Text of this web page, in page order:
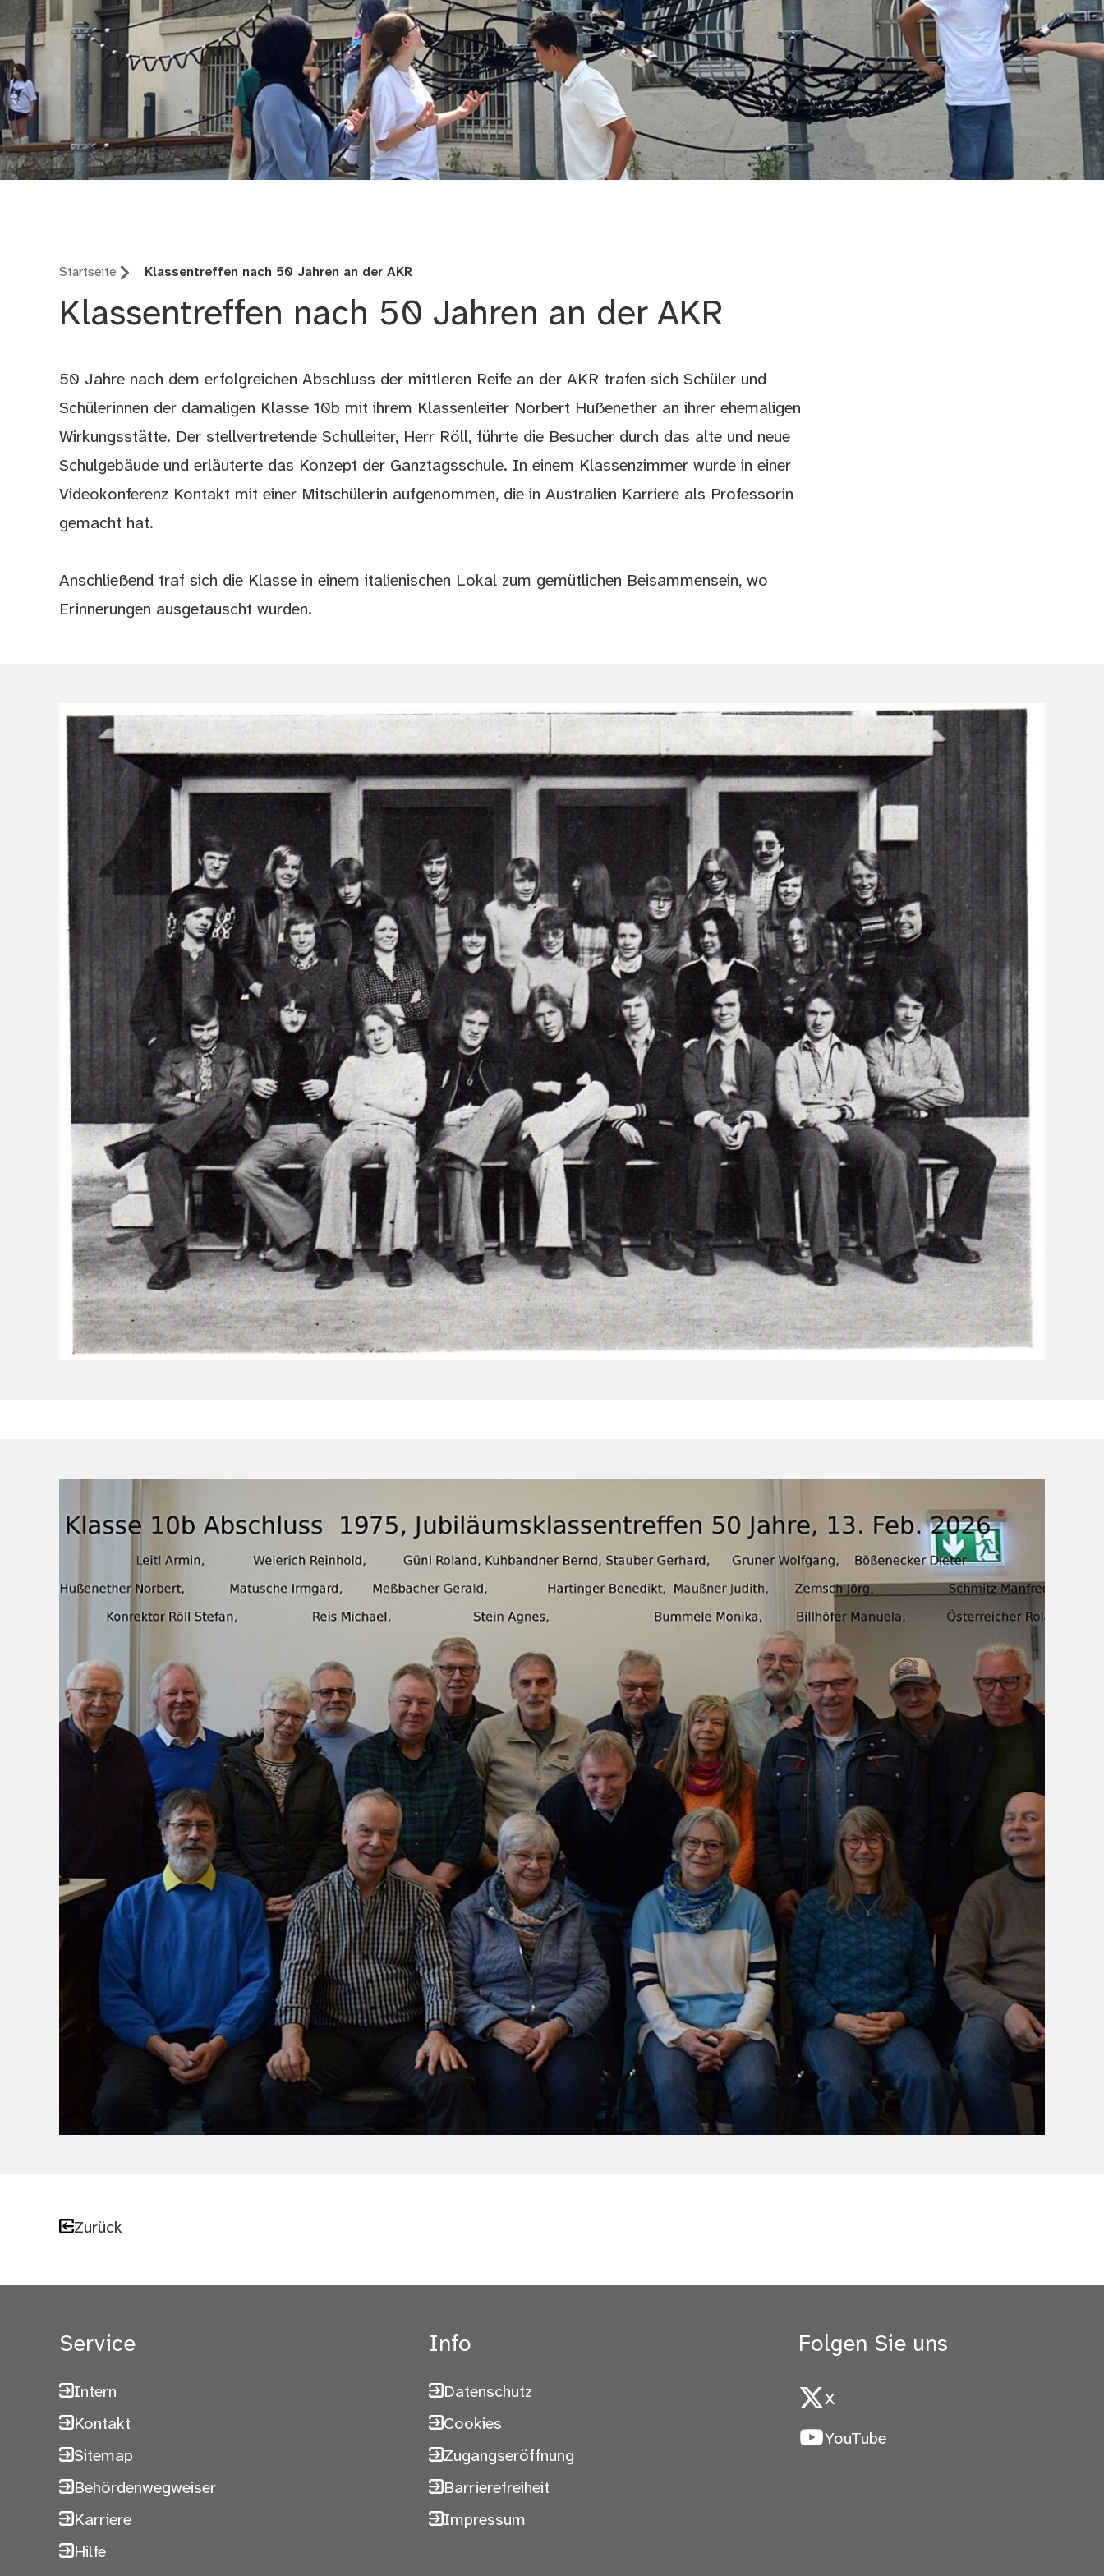
Startseite Klassentreffen nach 50 Jahren an der AKR
Klassentreffen nach 50 Jahren an der AKR
50 Jahre nach dem erfolgreichen Abschluss der mittleren Reife an der AKR trafen sich Schüler und
Schülerinnen der damaligen Klasse 10b mit ihrem Klassenleiter Norbert Hußenether an ihrer ehemaligen
Wirkungsstätte. Der stellvertretende Schulleiter, Herr Röll, führte die Besucher durch das alte und neue
Schulgebäude und erläuterte das Konzept der Ganztagsschule. In einem Klassenzimmer wurde in einer
Videokonferenz Kontakt mit einer Mitschülerin aufgenommen, die in Australien Karriere als Professorin
gemacht hat.
Anschließend traf sich die Klasse in einem italienischen Lokal zum gemütlichen Beisammensein, wo
Erinnerungen ausgetauscht wurden.
Zurück
Service
Intern
Kontakt
Sitemap
Behördenwegweiser
Karriere
Hilfe
Info
Datenschutz
Cookies
Zugangseröffnung
Barrierefreiheit
Impressum
Folgen Sie uns
X
YouTube